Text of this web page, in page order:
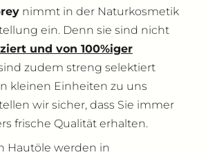
nimmt in der Naturkosmetik
ein. Denn sie sind nicht
und von 100%iger
zudem streng selektiert
kleinen Einheiten zu uns
wir sicher, dass Sie immer
frische Qualität erhalten.
Hautöle werden in